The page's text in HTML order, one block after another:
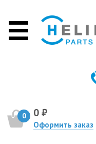
0 0 ₽
Оформить заказ